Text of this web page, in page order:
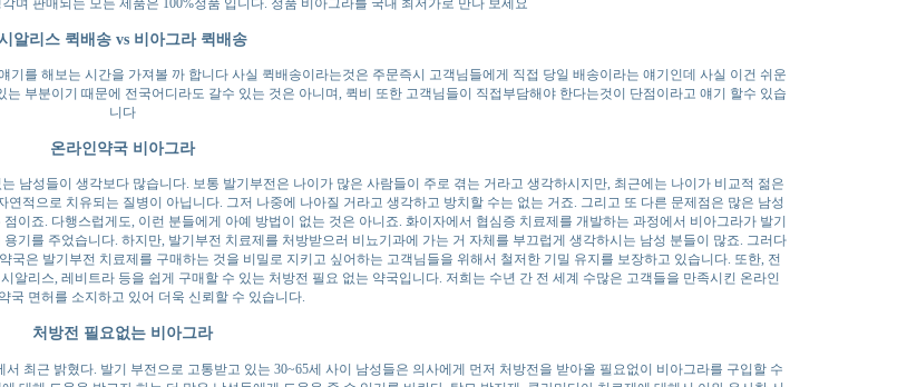
며 판매되는 모든 제품은 100%정품 입니다. 정품 비아그라를 국내 최저가로 만나 보세요
알리스 퀵배송 vs 비아그라 퀵배송
를 해보는 시간을 가져볼 까 합니다 사실 퀵배송이라는것은 주문즉시 고객님들에게 직접 당일 배송이라는 얘기인데 사실 이건 쉬운
부분이기 때문에 전국어디라도 갈수 있는 것은 아니며, 퀵비 또한 고객님들이 직접부담해야 한다는것이 단점이라고 얘기 할수 있습
니다
온라인약국 비아그라
남성들이 생각보다 많습니다. 보통 발기부전은 나이가 많은 사람들이 주로 겪는 거라고 생각하시지만, 최근에는 나이가 비교적 젊은
적으로 치유되는 질병이 아닙니다. 그저 나중에 나아질 거라고 생각하고 방치할 수는 없는 거죠. 그리고 또 다른 문제점은 많은 남성
죠. 다행스럽게도, 이런 분들에게 아예 방법이 없는 것은 아니죠. 화이자에서 협심증 치료제를 개발하는 과정에서 비아그라가 발기
기를 주었습니다. 하지만, 발기부전 치료제를 처방받으러 비뇨기과에 가는 거 자체를 부끄럽게 생각하시는 남성 분들이 많죠. 그러다
은 발기부전 치료제를 구매하는 것을 비밀로 지키고 싶어하는 고객님들을 위해서 철저한 기밀 유지를 보장하고 있습니다. 또한, 전
리스, 레비트라 등을 쉽게 구매할 수 있는 처방전 필요 없는 약국입니다. 저희는 수년 간 전 세계 수많은 고객들을 만족시킨 온라인
국 면허를 소지하고 있어 더욱 신뢰할 수 있습니다.
처방전 필요없는 비아그라
최근 밝혔다. 발기 부전으로 고통받고 있는 30~65세 사이 남성들은 의사에게 먼저 처방전을 받아올 필요없이 비아그라를 구입할 수